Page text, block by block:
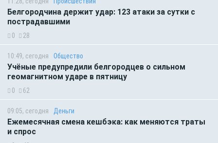
Белгородчина держит удар: 123 атаки за сутки с
пострадавшими
0 28
10:49, сегодня Общество
Учёные предупредили белгородцев о сильном
геомагнитном ударе в пятницу
0 62
09:05, сегодня Деньги
Ежемесячная смена кешбэка: как меняются траты
и спрос